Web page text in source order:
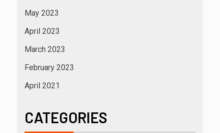
May 2023
April 2023
March 2023
February 2023
April 2021
CATEGORIES